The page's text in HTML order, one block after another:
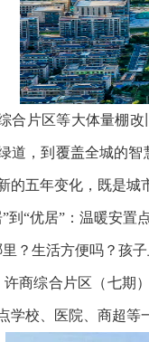
合片区等大体量棚
道，到覆盖全城的
的五年变化，既是城
到“优居”：温暖安置
？生活方便吗？孩
许商综合片区（七期
学校、医院、商超